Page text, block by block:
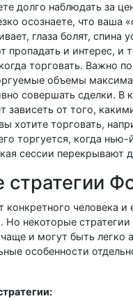
долго наблюдать за
осознаете, что ваша
глаза болят, спина
пропадать и интерес, и
торговать. Важно
объемы
совершать сделки. В
зависеть от того,
хотите торговать,
торгуется, когда нью-
сессии перекрывают
конкретного человека и
Но некоторые
и могут быть легко
особенности